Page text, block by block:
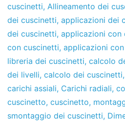
di
progetti
de
gennaio
de
2011
cuscinetti, Allineamento dei
dei cuscinetti, applicazioni dei
dei cuscinetti, applicazioni con
con cuscinetti, applicazioni
libreria dei cuscinetti, calcolo
dei livelli, calcolo dei cuscinetti,
carichi assiali, Carichi radiali,
cuscinetto, cuscinetto,
smontaggio dei cuscinetti,